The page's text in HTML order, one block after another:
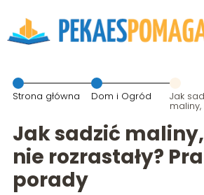
Strona główna Dom i Ogród Jak
porady
Jak sadzić
nie rozrastały?
porady